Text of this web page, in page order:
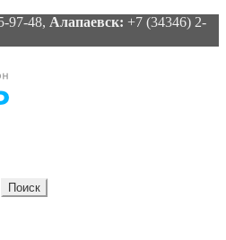
97-48, Алапаевск: +7 (34346) 2-
Поиск